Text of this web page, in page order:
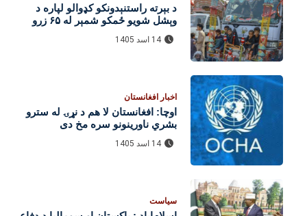
د بېرته راستنېدونکو کډوالو لپاره د
وېشل شویو ځمکو شمېر له ۶۵ زرو
واوښت
14 اسد 1405
اخبار افغانستان
اوچا: افغانستان لا هم د نړۍ له سترو
بشري ناورینونو سره مخ دی
14 اسد 1405
سیاست